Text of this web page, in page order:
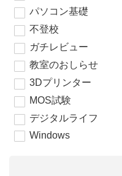
パソコン基礎
不登校
ガチレビュー
教室のおしらせ
3Dプリンター
MOS試験
デジタルライフ
Windows